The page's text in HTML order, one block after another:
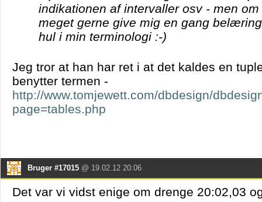
indikationen af intervaller osv - men
meget gerne give mig en gang
hul i min terminologi :-)
Jeg tror at han har ret i at det kaldes en
benytter termen -
http://www.tomjewett.com/dbdesign/
page=tables.php
Bruger #17015 @ 19.02.12 20:06
Det var vi vidst enige om drenge 20:02,03